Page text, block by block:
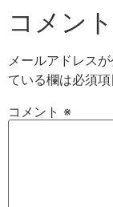
コメン
メールアドレス
ている欄は必須
コメント ※